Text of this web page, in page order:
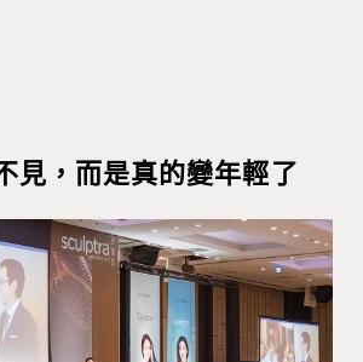
見，而是真的變年輕了